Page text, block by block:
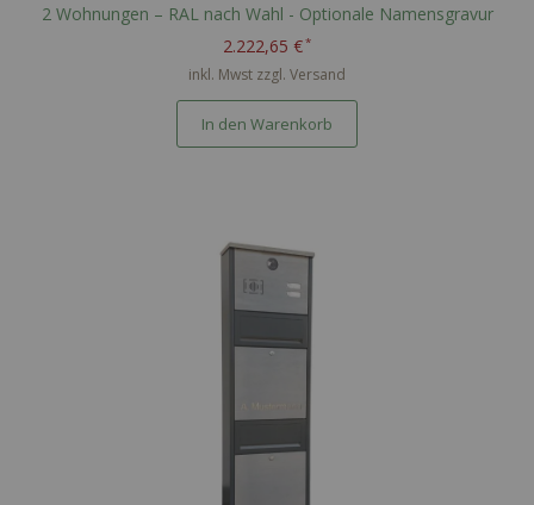
2 Wohnungen – RAL nach Wahl - Optionale Namensgravur
2.222,65 €
inkl. Mwst zzgl. Versand
In den Warenkorb